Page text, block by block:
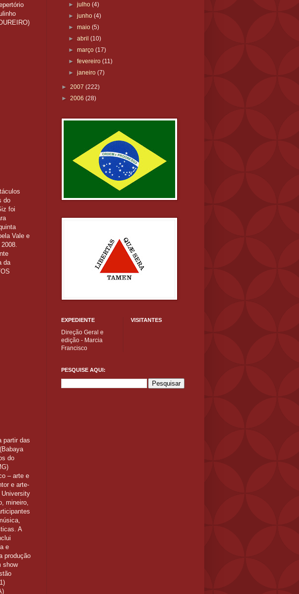
do
foi
Vale e
da
partir das
do
– arte e
e arte-
University
mineiro,
A
e
produção
show
►julho(4)
►junho(4)
►maio(5)
►abril(10)
►março(17)
►fevereiro(11)
►janeiro(7)
► 2007 (222)
► 2006 (28)
EXPEDIENTE
Direção Geral e
edição - Marcia
Francisco
VISITANTES
PESQUISE AQUI: